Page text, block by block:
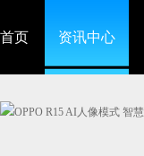
首页 资讯中心